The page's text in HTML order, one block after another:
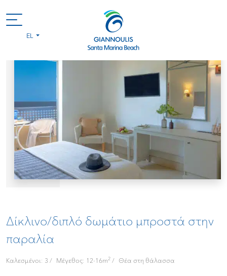
EL
Δίκλινο/διπλό δωμάτιο μπροστά στην
παραλία
Καλεσμένοι: 3 Μέγεθος: 12-16m2 Θέα στη θάλασσα